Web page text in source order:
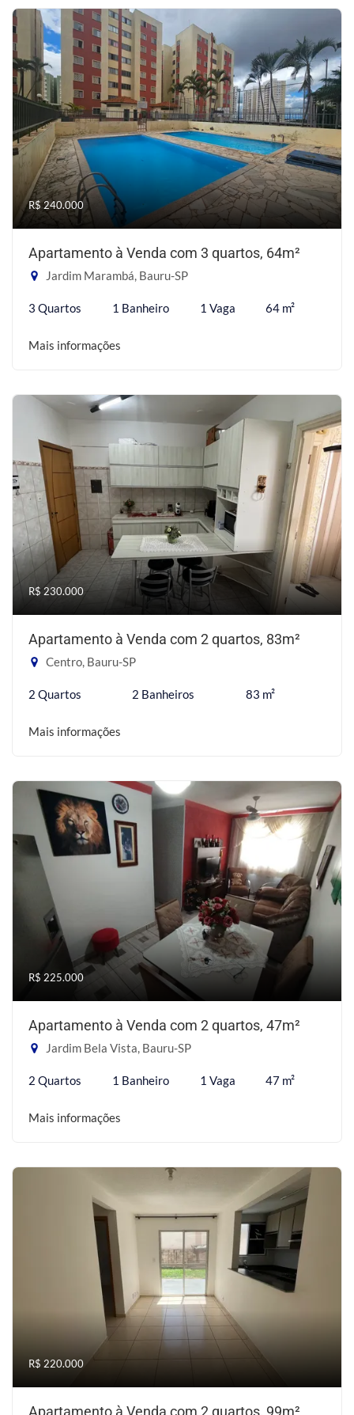
R$ 240.000
Apartamento à Venda com 3 quartos, 64m²
Jardim Marambá, Bauru-SP
3 Quartos 1 Banheiro 1 Vaga 64 m²
Mais informações
R$ 230.000
Apartamento à Venda com 2 quartos, 83m²
Centro, Bauru-SP
2 Quartos 2 Banheiros 83 m²
Mais informações
R$ 225.000
Apartamento à Venda com 2 quartos, 47m²
Jardim Bela Vista, Bauru-SP
2 Quartos 1 Banheiro 1 Vaga 47 m²
Mais informações
R$ 220.000
Apartamento à Venda com 2 quartos, 99m²